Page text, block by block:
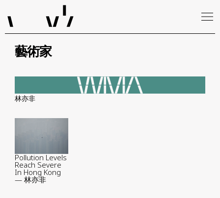
藝術家
林亦非
Pollution Levels
Reach Severe
In Hong Kong
— 林亦非